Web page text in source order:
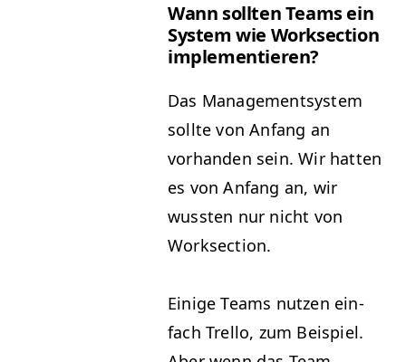
Wann soll­ten Teams ein
Sys­tem wie Work­sec­tion
implementieren?
Das Man­age­mentsys­tem
sollte von Anfang an
vorhan­den sein. Wir hat­ten
es von Anfang an, wir
wussten nur nicht von
Worksection.
Einige Teams nutzen ein­
fach Trel­lo, zum Beispiel.